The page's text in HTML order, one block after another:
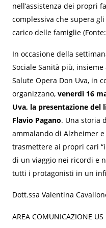
nell’assistenza dei propri
complessiva che supera
carico delle famiglie
In occasione della
Sociale Sanità più,
Salute Opera Don Uva, in
organizzano, venerdì 16
Uva, la presentazione del
Flavio Pagano. Una storia
ammalando di Alzheimer
trasmettere ai propri cari
di un viaggio nei ricordi e
tutti i protagonisti in un
Dott.ssa Valentina
AREA COMUNICAZIONE US